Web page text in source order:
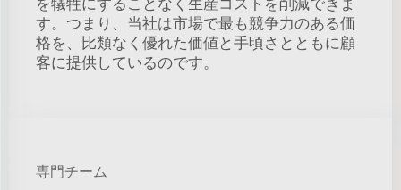
を犠牲にすることなく生産コストを削減できま
す。つまり、当社は市場で最も競争力のある価
格を、比類なく優れた価値と手頃さとともに顧
客に提供しているのです。
専門チーム